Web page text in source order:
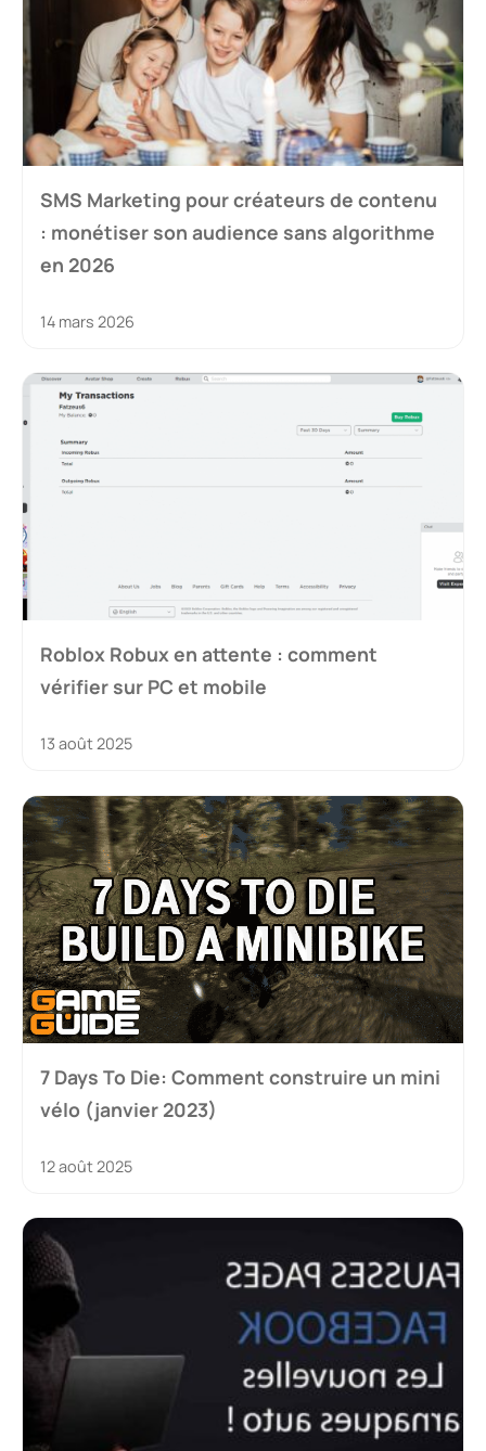
SMS Marketing pour créateurs de contenu
: monétiser son audience sans algorithme
en 2026
14 mars 2026
Roblox Robux en attente : comment
vérifier sur PC et mobile
13 août 2025
7 Days To Die: Comment construire un mini
vélo (janvier 2023)
12 août 2025